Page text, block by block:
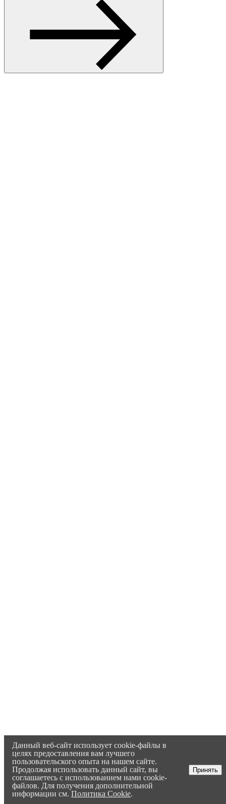
Данный веб-сайт использует cookie-файлы в
целях предоставления вам лучшего
пользовательского опыта на нашем сайте.
Продолжая использовать данный сайт, вы
соглашаетесь с использованием нами cookie-
файлов. Для получения дополнительной
информации см.Политика Cookie.
Принять